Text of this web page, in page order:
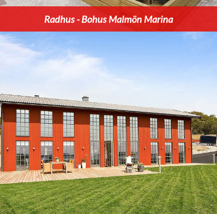
Radhus - Bohus Malmön Marina